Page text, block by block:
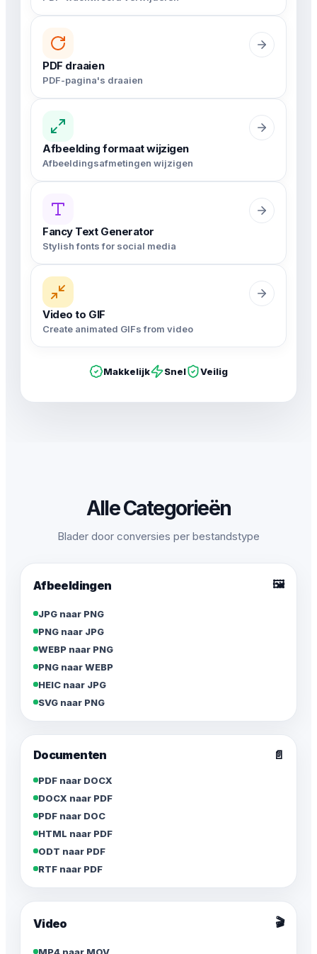
PDF draaien
PDF-pagina's draaien
Afbeelding formaat wijzigen
Afbeeldingsafmetingen wijzigen
Fancy Text Generator
Stylish fonts for social media
Video to GIF
Create animated GIFs from video
Makkelijk Snel Veilig
Alle Categorieën
Blader door conversies per bestandstype
Afbeeldingen 🖼️
JPG naar PNG
PNG naar JPG
WEBP naar PNG
PNG naar WEBP
HEIC naar JPG
SVG naar PNG
Documenten 📄
PDF naar DOCX
DOCX naar PDF
PDF naar DOC
HTML naar PDF
ODT naar PDF
RTF naar PDF
Video 🎬